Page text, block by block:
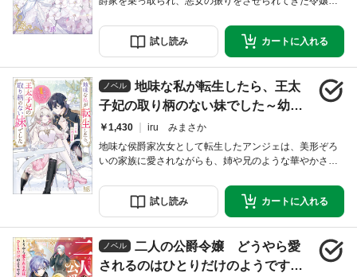
になるが、実はルシアンは幼い頃からアマリリスだけに
執着する“冷淡な独善者（サイコパス）”だった。そんなあ
る日、両親の事故死は仕組まれたものだと密告する手紙
ことになって──!? 執着王太子と悪女な令嬢の
試し読み カートに入れる
ノベル
地味な私が転生したら、王太
子妃の取り柄のない妹でした～幼な
じみ公爵令息に溺愛されつつ、私な
りの居場所を探します～【特典SS
付】
￥1,430
iru みまさか
地味な侯爵家次女として転生したアンジェは、美形ぞろ
いの家族に愛されながらも、姉や兄のような華やかさも
能もなく、使えるのは火と水の基礎魔法だけ。それでも
前世の知識と魔法を組み合わせて石鹸やポーションなど
を作り出し、周囲の役に立っていく。王太子妃となった
営をしながら自立を目指していたのだけれど……。過保
試し読み カートに入れる
ノベル
二人の公爵令嬢 どうやら愛
されるのはひとりだけのようです